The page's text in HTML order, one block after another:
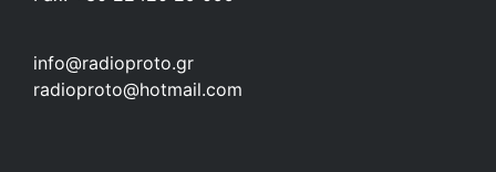
info@radioproto.gr
radioproto@hotmail.com